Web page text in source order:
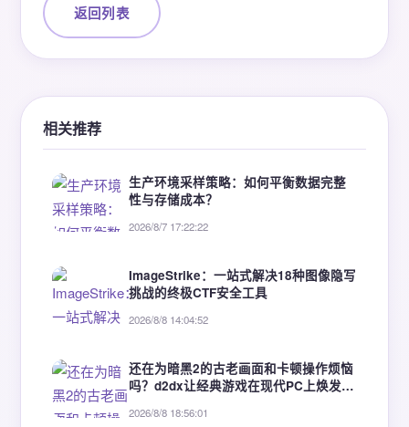
返回列表
相关推荐
生产环境采样策略：如何平衡数据完整
性与存储成本？
2026/8/7 17:22:22
ImageStrike：一站式解决18种图像隐写
挑战的终极CTF安全工具
2026/8/8 14:04:52
还在为暗黑2的古老画面和卡顿操作烦恼
吗？d2dx让经典游戏在现代PC上焕发新
2026/8/8 18:56:01